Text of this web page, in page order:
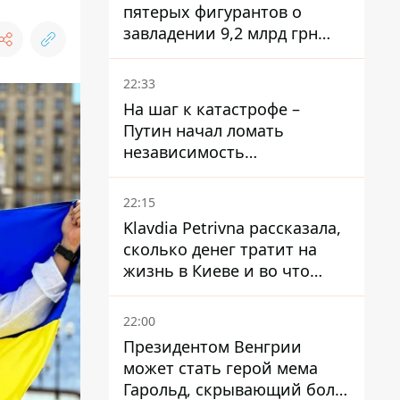
пятерых фигурантов о
завладении 9,2 млрд грн
ПриватБанка направили в
суд
22:33
На шаг к катастрофе –
Путин начал ломать
независимость
собственного Центробанка,
заставив снизить базовую
ставку
22:15
Klavdia Petrivna рассказала,
сколько денег тратит на
жизнь в Киеве и во что
вкладывает миллионы
22:00
Президентом Венгрии
может стать герой мема
Гарольд, скрывающий боль